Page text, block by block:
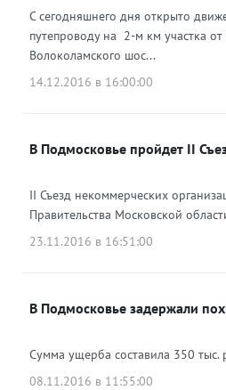
С сегодняшнего дня открыто
путепроводу на 2-м км участка
Волоколамского шос...
14.12.2016 в 16:00:00
В Подмосковье пройдет II
II Съезд некоммерческих
Правительства Московской
23.11.2016 в 16:51:00
В Подмосковье задержали
Сумма ущерба составила 350 тыс.
08.11.2016 в 11:55:00